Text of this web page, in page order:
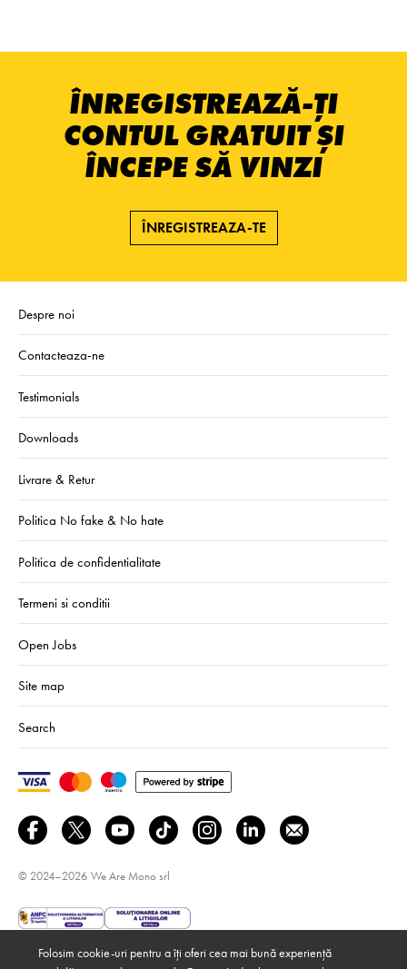
ÎNREGISTREAZĂ-ȚI
CONTUL GRATUIT ȘI
ÎNCEPE SĂ VINZI
ÎNREGISTREAZA-TE
Despre noi
Contacteaza-ne
Testimonials
Downloads
Livrare & Retur
Politica No fake & No hate
Politica de confidentialitate
Termeni si conditii
Open Jobs
Site map
Search
© 2024–2026 We Are Mono srl
Folosim cookie-uri pentru a îți oferi cea mai bună experiență